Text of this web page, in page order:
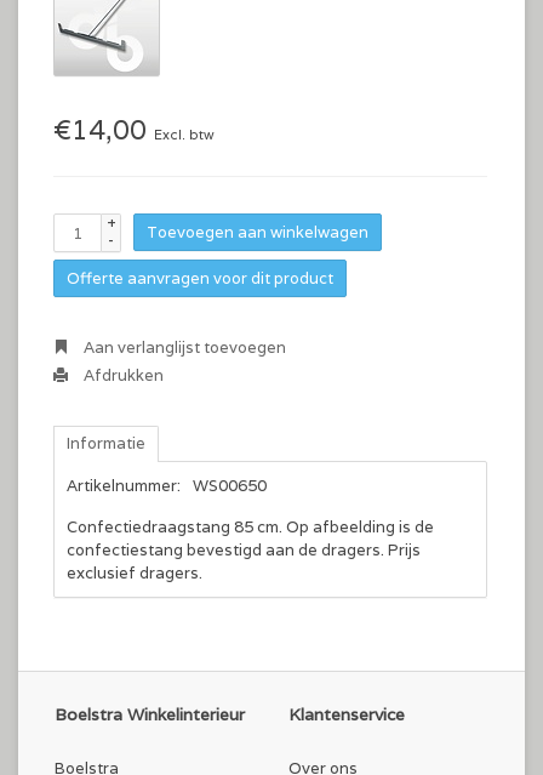
€14,00 Excl. btw
+
-
Toevoegen aan winkelwagen
Offerte aanvragen voor dit product
Aan verlanglijst toevoegen
Afdrukken
Informatie
Artikelnummer:
WS00650
Confectiedraagstang 85 cm. Op afbeelding is de
confectiestang bevestigd aan de dragers. Prijs
exclusief dragers.
Boelstra Winkelinterieur
Boelstra
Klantenservice
Over ons